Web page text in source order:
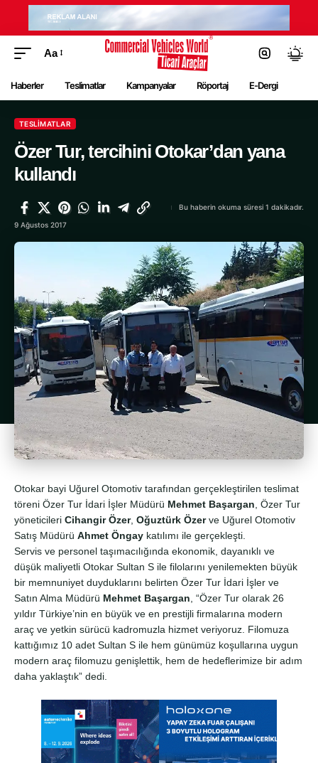
Aa
Haberler Teslimatlar Kampanyalar Röportaj E-Dergi
TESLIMATLAR
Özer Tur, tercihini Otokar’dan yana
kullandı
9 Ağustos 2017
Bu haberin okuma süresi 1 dakikadır.
Otokar bayi Uğurel Otomotiv tarafından gerçekleştirilen teslimat
töreni Özer Tur İdari İşler Müdürü Mehmet Başargan , Özer Tur
yöneticileri Cihangir Özer, Oğuztürk Özerve Uğurel Otomotiv
Satış Müdürü Ahmet Öngay katılımı ile gerçekleşti.
Servis ve personel taşımacılığında ekonomik, dayanıklı ve
düşük maliyetli Otokar Sultan S ile filolarını yenilemekten büyük
bir memnuniyet duyduklarını belirten Özer Tur İdari İşler ve
Satın Alma Müdürü Mehmet Başargan , “Özer Tur olarak 26
yıldır Türkiye’nin en büyük ve en prestijli firmalarına modern
araç ve yetkin sürücü kadromuzla hizmet veriyoruz. Filomuza
kattığımız 10 adet Sultan S ile hem günümüz koşullarına uygun
modern araç filomuzu genişlettik, hem de hedeflerimize bir adım
daha yaklaştık” dedi.